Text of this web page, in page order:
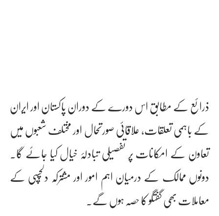
ذرائع کے مطابق اس دورے کے دوران پاکستان اور ایران
کے باہمی تعلقات، علاقائی صورتحال اور مختلف شعبوں میں
تعاون کے امکانات پر تفصیلی تبادلۂ خیال کیا جائے گا۔
دونوں ممالک کے درمیان اہم امور اور مشترکہ دلچسپی کے
معاملات بھی گفتگو کا حصہ ہوں گے۔